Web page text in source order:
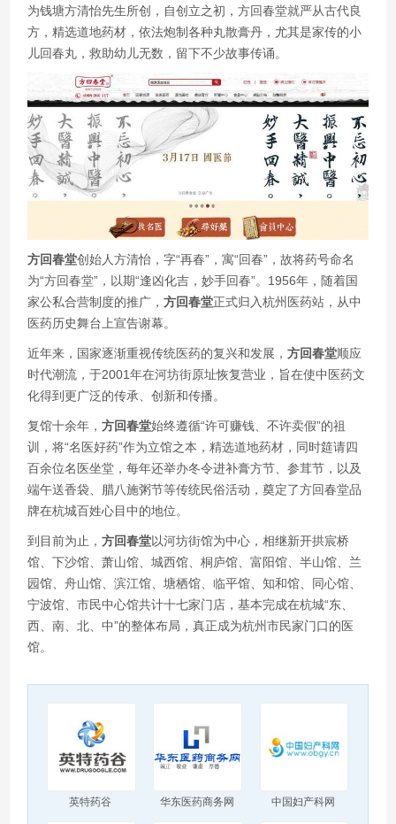
为钱塘方清怡先生所创，自创立之初，方回春堂就严从古代良
方，精选道地药材，依法炮制各种丸散膏丹，尤其是家传的小
儿回春丸，救助幼儿无数，留下不少故事传诵。
方回春堂创始人方清怡，字“再春”，寓“回春”，故将药号命名
为“方回春堂”，以期“逢凶化吉，妙手回春”。1956年，随着国
家公私合营制度的推广，方回春堂正式归入杭州医药站，从中
医药历史舞台上宣告谢幕。
近年来，国家逐渐重视传统医药的复兴和发展，方回春堂顺应
时代潮流，于2001年在河坊街原址恢复营业，旨在使中医药文
化得到更广泛的传承、创新和传播。
复馆十余年，方回春堂始终遵循“许可赚钱、不许卖假”的祖
训，将“名医好药”作为立馆之本，精选道地药材，同时筵请四
百余位名医坐堂，每年还举办冬令进补膏方节、参茸节，以及
端午送香袋、腊八施粥节等传统民俗活动，奠定了方回春堂品
牌在杭城百姓心目中的地位。
到目前为止，方回春堂以河坊街馆为中心，相继新开拱宸桥
馆、下沙馆、萧山馆、城西馆、桐庐馆、富阳馆、半山馆、兰
园馆、舟山馆、滨江馆、塘栖馆、临平馆、知和馆、同心馆、
宁波馆、市民中心馆共计十七家门店，基本完成在杭城“东、
西、南、北、中”的整体布局，真正成为杭州市民家门口的医
馆。
英特药谷 华东医药商务网 中国妇产科网